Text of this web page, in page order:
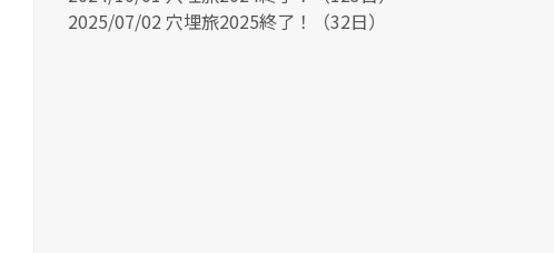
2025/07/02 穴埋旅2025終了！（32日）